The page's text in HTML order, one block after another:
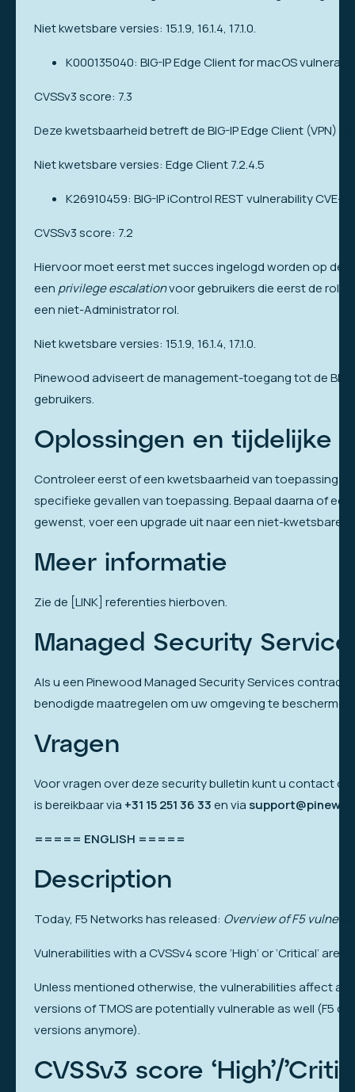
Niet kwetsbare versies: 15.1.9, 16.1.4, 17.1.0.
K000135040: BIG-IP Edge Client for macOS
CVSSv3 score: 7.3
Deze kwetsbaarheid betreft de BIG-IP Edge Client (VPN)
Niet kwetsbare versies: Edge Client 7.2.4.5
K26910459: BIG-IP iControl REST vulnerability CVE-
CVSSv3 score: 7.2
Hiervoor moet eerst met succes ingelogd worden op de
een privilege escalationvoor gebruikers die eerst de rol
een niet-Administrator rol.
Niet kwetsbare versies: 15.1.9, 16.1.4, 17.1.0.
Pinewood adviseert de management-toegang tot de
gebruikers.
Oplossingen en tijdelijke
Controleer eerst of een kwetsbaarheid van toepassing
specifieke gevallen van toepassing. Bepaal daarna of
gewenst, voer een upgrade uit naar een niet-kwetsbare
Meer informatie
Zie de [LINK] referenties hierboven.
Managed Security
Als u een Pinewood Managed Security Services
benodigde maatregelen om uw omgeving te
Vragen
Voor vragen over deze security bulletin kunt u contact
is bereikbaar via +31 15 251 36 33en via
===== ENGLISH =====
Description
Today, F5 Networks has released: Overview of F5
Vulnerabilities with a CVSSv4 score ‘High’ or ‘Critical’ are
Unless mentioned otherwise, the vulnerabilities affect all
versions of TMOS are potentially vulnerable as well (F5
versions anymore).
CVSSv3 score ‘High’/